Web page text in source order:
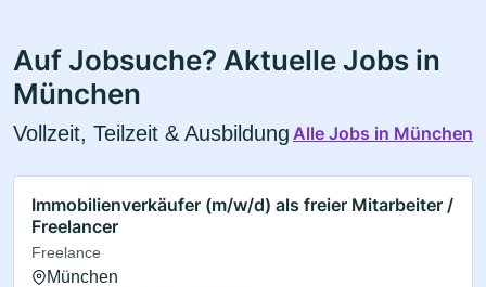
Auf Jobsuche? Aktuelle Jobs in
München
Vollzeit, Teilzeit & Ausbildung Alle Jobs in München
Immobilienverkäufer (m/w/d) als freier Mitarbeiter /
Freelancer
Freelance
München